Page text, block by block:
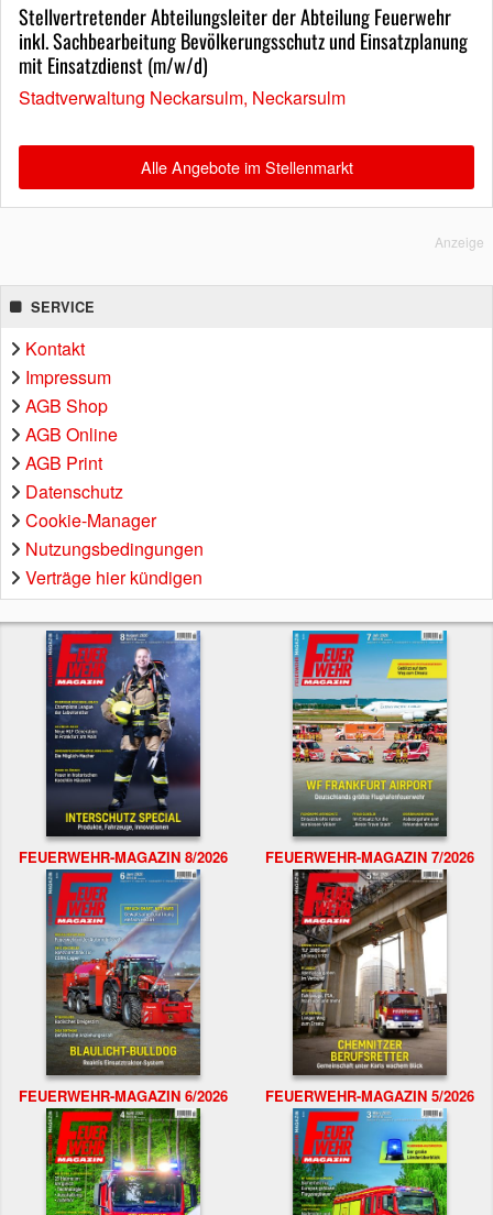
Stellvertretender Abteilungsleiter der Abteilung Feuerwehr
inkl. Sachbearbeitung Bevölkerungsschutz und Einsatzplanung
mit Einsatzdienst (m/w/d)
Stadtverwaltung Neckarsulm, Neckarsulm
Alle Angebote im Stellenmarkt
Anzeige
SERVICE
Kontakt
Impressum
AGB Shop
AGB Online
AGB Print
Datenschutz
Cookie-Manager
Nutzungsbedingungen
Verträge hier kündigen
FEUERWEHR-MAGAZIN 8/2026 FEUERWEHR-MAGAZIN 7/2026
FEUERWEHR-MAGAZIN 6/2026 FEUERWEHR-MAGAZIN 5/2026